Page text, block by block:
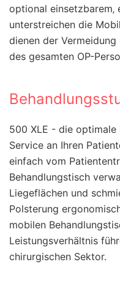
optional einsetzbarem‚
unterstreichen die
dienen der
des gesamten OP-
500 XLE - die
Service an Ihren
einfach vom
Behandlungstisch
Liegeflächen und
Polsterung
mobilen
Leistungsverhältnis
chirurgischen Sektor.